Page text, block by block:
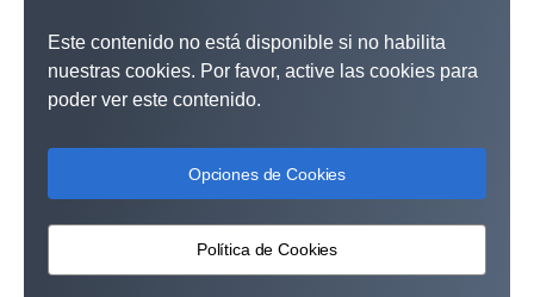
Este contenido no está disponible si no habilita
nuestras cookies. Por favor, active las cookies para
poder ver este contenido.
Opciones de Cookies
Política de Cookies